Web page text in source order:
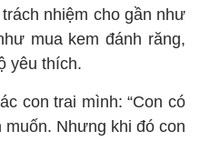
nhiệm cho gần như
mua kem đánh răng,
yêu thích.
con trai mình: “Con có
Nhưng khi đó con